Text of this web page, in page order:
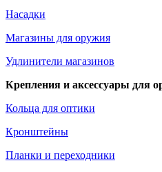
Насадки
Магазины для оружия
Удлинители магазинов
Крепления и аксессуары для
Кольца для оптики
Кронштейны
Планки и переходники